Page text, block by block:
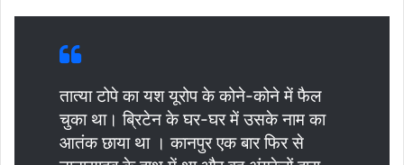
तात्या टोपे का यश यूरोप के कोने-कोने में फैल
चुका था। ब्रिटेन के घर-घर में उसके नाम का
आतंक छाया था । कानपुर एक बार फिर से